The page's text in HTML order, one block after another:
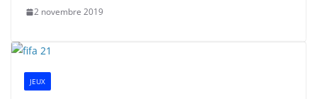
2 novembre 2019
JEUX